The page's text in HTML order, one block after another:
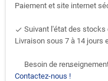
Paiement et site internet
done Suivant l'état des stocks
Livraison sous 7 à 14 jours
support-
Besoin de
Contactez-nous !